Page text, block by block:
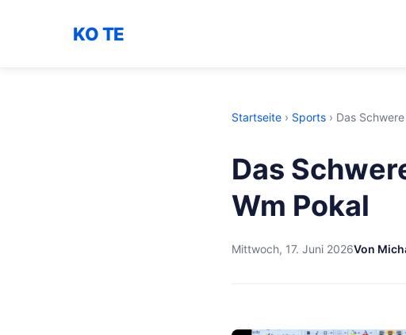
KO TE
Startseite › Sports › Das
Das
Wm Pokal
Mittwoch, 17. Juni 2026Von